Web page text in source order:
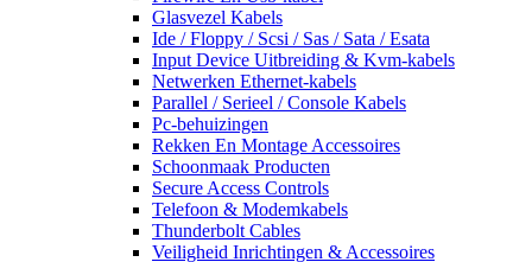
Glasvezel Kabels
Ide / Floppy / Scsi / Sas / Sata / Esata
Input Device Uitbreiding & Kvm-kabels
Netwerken Ethernet-kabels
Parallel / Serieel / Console Kabels
Pc-behuizingen
Rekken En Montage Accessoires
Schoonmaak Producten
Secure Access Controls
Telefoon & Modemkabels
Thunderbolt Cables
Veiligheid Inrichtingen & Accessoires